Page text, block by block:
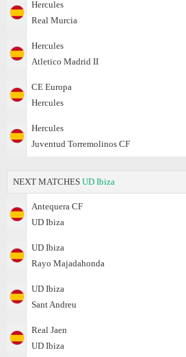
Hercules
Real Murcia
Hercules
Atletico Madrid II
CE Europa
Hercules
Hercules
Juventud Torremolinos CF
NEXT MATCHES UD Ibiza
Antequera CF
UD Ibiza
UD Ibiza
Rayo Majadahonda
UD Ibiza
Sant Andreu
Real Jaen
UD Ibiza